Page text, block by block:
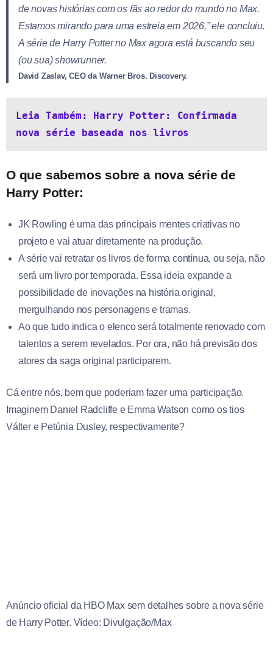
de novas histórias com os fãs ao redor do mundo no Max.
Estamos mirando para uma estreia em 2026,” ele concluiu.
A série de Harry Potter no Max agora está buscando seu
(ou sua) showrunner.
David Zaslav, CEO da Warner Bros. Discovery.
Leia Também: Harry Potter: Confirmada
nova série baseada nos livros
O que sabemos sobre a nova série de
Harry Potter:
JK Rowling é uma das principais mentes criativas no
projeto e vai atuar diretamente na produção.
A série vai retratar os livros de forma contínua, ou seja, não
será um livro por temporada. Essa ideia expande a
possibilidade de inovações na história original,
mergulhando nos personagens e tramas.
Ao que tudo indica o elenco será totalmente renovado com
talentos a serem revelados. Por ora, não há previsão dos
atores da saga original participarem.
Cá entre nós, bem que poderiam fazer uma participação.
Imaginem Daniel Radcliffe e Emma Watson como os tios
Válter e Petúnia Dusley, respectivamente?
Anúncio oficial da HBO Max sem detalhes sobre a nova série
de Harry Potter. Vídeo: Divulgação/Max